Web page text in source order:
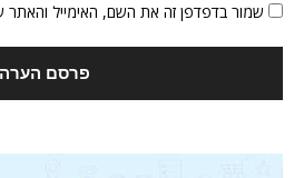
שמור בדפדפן זה את השם, האימייל